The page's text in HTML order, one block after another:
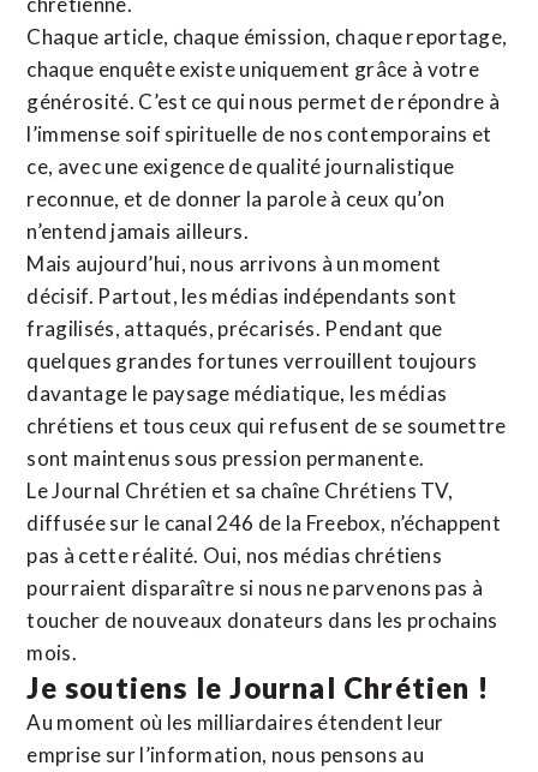
Chaque article, chaque émission, chaque reportage,
chaque enquête existe uniquement grâce à votre
générosité. C’est ce qui nous permet de répondre à
l’immense soif spirituelle de nos contemporains et
ce, avec une exigence de qualité journalistique
reconnue, et de donner la parole à ceux qu’on
n’entend jamais ailleurs.
Mais aujourd’hui, nous arrivons à un moment
décisif. Partout, les médias indépendants sont
fragilisés, attaqués, précarisés. Pendant que
quelques grandes fortunes verrouillent toujours
davantage le paysage médiatique, les médias
chrétiens et tous ceux qui refusent de se soumettre
sont maintenus sous pression permanente.
Le Journal Chrétien et sa chaîne Chrétiens TV,
diffusée sur le canal 246 de la Freebox, n’échappent
pas à cette réalité. Oui, nos médias chrétiens
pourraient disparaître si nous ne parvenons pas à
toucher de nouveaux donateurs dans les prochains
mois.
Je soutiens le Journal Chrétien !
Au moment où les milliardaires étendent leur
emprise sur l’information, nous pensons au